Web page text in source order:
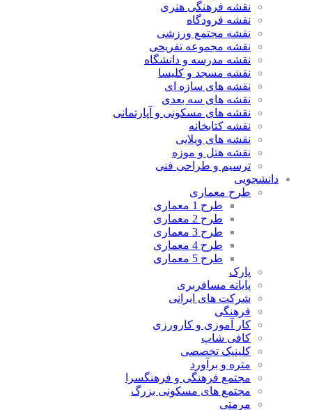
نقشه فرهنگی هنری
نقشه فرودگاه
نقشه مجتمع ورزشی
نقشه مجموعه تفریحی
نقشه مدرسه و دانشگاه
نقشه مسجد و کلیسا
نقشه های سازه ای
نقشه های سه بعدی
نقشه های مسکونی و آپارتمانی
نقشه کتابخانه
نقشه های ویلایی
نقشه هتل و موزه
ترسیم و طراحی فنی
دانشجویی
طرح معماری
طرح 1 معماری
طرح 2 معماری
طرح 3 معماری
طرح 4 معماری
طرح 5 معماری
پارک
پایانه مسافربری
شرکت های ایرانی
فرهنگی
کار آموزی و کارورزی
کافی شاپ
کلینیک تخصصی
متره و برآورد
مجتمع فرهنگی و فرهنگسرا
مجتمع های مسکونی بزرگ
مرمتی